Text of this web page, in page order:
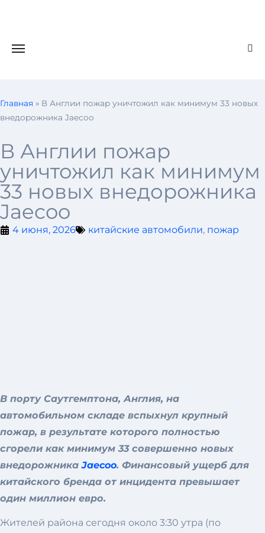
Главная » В Англии пожар уничтожил как минимум 33 новых
внедорожника Jaecoo
В Англии пожар
уничтожил как минимум
33 новых внедорожника
Jaecoo
4 июня, 2026 китайские автомобили, пожар
В порту Саутгемптона, Англия, на
автомобильном складе вспыхнул крупный
пожар, в результате которого полностью
сгорели как минимум 33 совершенно новых
внедорожникаJaecoo. Финансовый ущерб для
китайского бренда от инцидента превышает
один миллион евро.
Жителей района сегодня около 3:30 утра (по